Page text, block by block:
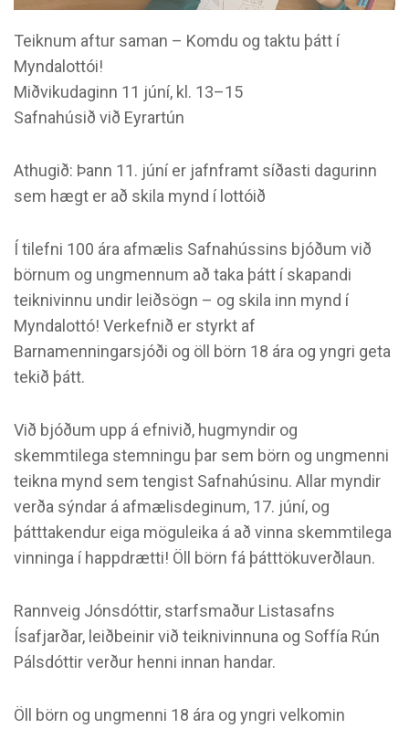
Teiknum aftur saman – Komdu og taktu þátt í
Myndalottói!
Miðvikudaginn 11 júní, kl. 13–15
Safnahúsið við Eyrartún
Athugið: Þann 11. júní er jafnframt síðasti dagurinn
sem hægt er að skila mynd í lottóið
Í tilefni 100 ára afmælis Safnahússins bjóðum við
börnum og ungmennum að taka þátt í skapandi
teiknivinnu undir leiðsögn – og skila inn mynd í
Myndalottó! Verkefnið er styrkt af
Barnamenningarsjóði og öll börn 18 ára og yngri geta
tekið þátt.
Við bjóðum upp á efnivið, hugmyndir og
skemmtilega stemningu þar sem börn og ungmenni
teikna mynd sem tengist Safnahúsinu. Allar myndir
verða sýndar á afmælisdeginum, 17. júní, og
þátttakendur eiga möguleika á að vinna skemmtilega
vinninga í happdrætti! Öll börn fá þátttökuverðlaun.
Rannveig Jónsdóttir, starfsmaður Listasafns
Ísafjarðar, leiðbeinir við teiknivinnuna og Soffía Rún
Pálsdóttir verður henni innan handar.
Öll börn og ungmenni 18 ára og yngri velkomin